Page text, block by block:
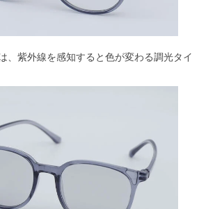
、紫外線を感知すると色が変わる調光タイ